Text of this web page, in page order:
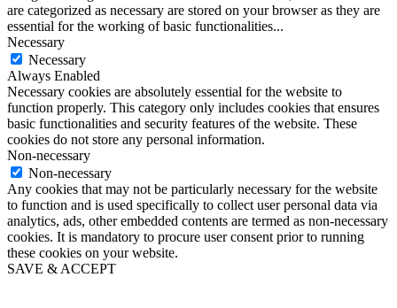
are categorized as necessary are stored on your browser as they are
essential for the working of basic functionalities...
Necessary
Necessary
Always Enabled
Necessary cookies are absolutely essential for the website to
function properly. This category only includes cookies that ensures
basic functionalities and security features of the website. These
cookies do not store any personal information.
Non-necessary
Non-necessary
Any cookies that may not be particularly necessary for the website
to function and is used specifically to collect user personal data via
analytics, ads, other embedded contents are termed as non-necessary
cookies. It is mandatory to procure user consent prior to running
these cookies on your website.
SAVE & ACCEPT